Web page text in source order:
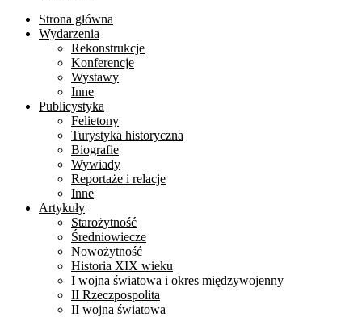
Strona główna
Wydarzenia
Rekonstrukcje
Konferencje
Wystawy
Inne
Publicystyka
Felietony
Turystyka historyczna
Biografie
Wywiady
Reportaże i relacje
Inne
Artykuły
Starożytność
Średniowiecze
Nowożytność
Historia XIX wieku
I wojna światowa i okres międzywojenny
II Rzeczpospolita
II wojna światowa